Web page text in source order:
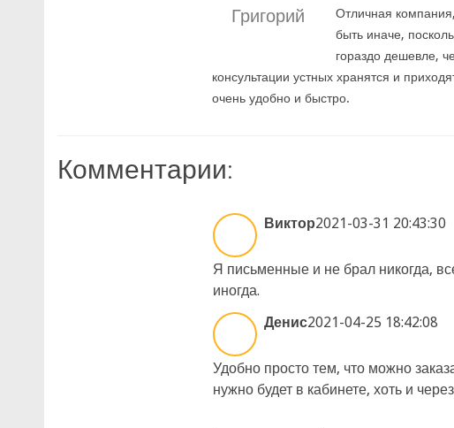
Григорий
Отличная
быть иначе,
гораздо дешевле,
консультации устных хранятся и
очень удобно и быстро.
Комментарии:
Виктор2021-03-31 20:43:30
Я письменные и не брал никогда,
иногда.
Денис2021-04-25 18:42:08
Удобно просто тем, что можно
нужно будет в кабинете, хоть и